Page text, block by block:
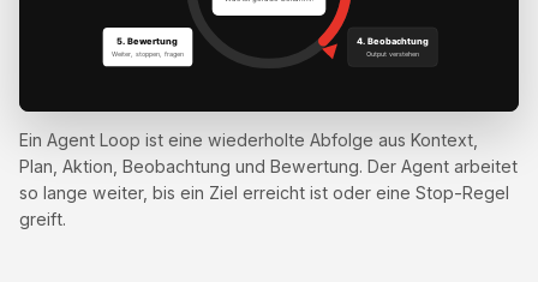
Ein Agent Loop ist eine wiederholte Abfolge aus Kontext,
Plan, Aktion, Beobachtung und Bewertung. Der Agent arbeitet
so lange weiter, bis ein Ziel erreicht ist oder eine Stop-Regel
greift.